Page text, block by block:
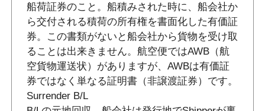
船荷証券のこと。船積みされた時に、船会社か
ら交付される積荷の所有権を書面化した有価証
券。この書類がないと船会社から貨物を受け取
ることは出来きません。航空便ではAWB（航
空貨物運送状）がありますが、AWBは有価証
券ではなく単なる証明書（非譲渡証券）です。
Surrender B/L